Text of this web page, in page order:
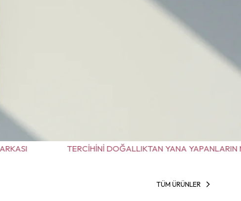
TERCİHİNİ DOĞALLIKTAN YANA YAPANLARIN MARKASI
TÜM ÜRÜNLER